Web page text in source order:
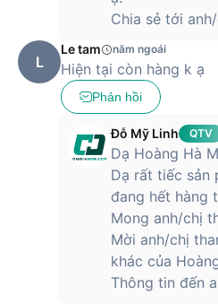
Mua đồng hồ thông
S1 Active chính hãng
Ngoài ra, bộ phận chip GNSS
trợ năm hệ thống định vị vệ
GLONASS, Galileo và QZSS,
hóa nâng cao để đạt được định
cung cấp cho bạn số liệu thống
Chia sẻ tới
L
Le tam năm ngoái
Hiện tại còn hàng k ạ
Phản hồi
Đỗ Mỹ Linh QTV
Dạ Hoàng Hà
Dạ rất tiếc sản
đang hết hàng
Mong anh/chị
Mời anh/chị
khác của
Thông tin đến